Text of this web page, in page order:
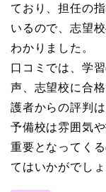
ており、担任の
いるので、志望
わかりました。
口コミでは、学
声、志望校に合
護者からの評判は
予備校は雰囲気
重要となってく
てはいかがでし